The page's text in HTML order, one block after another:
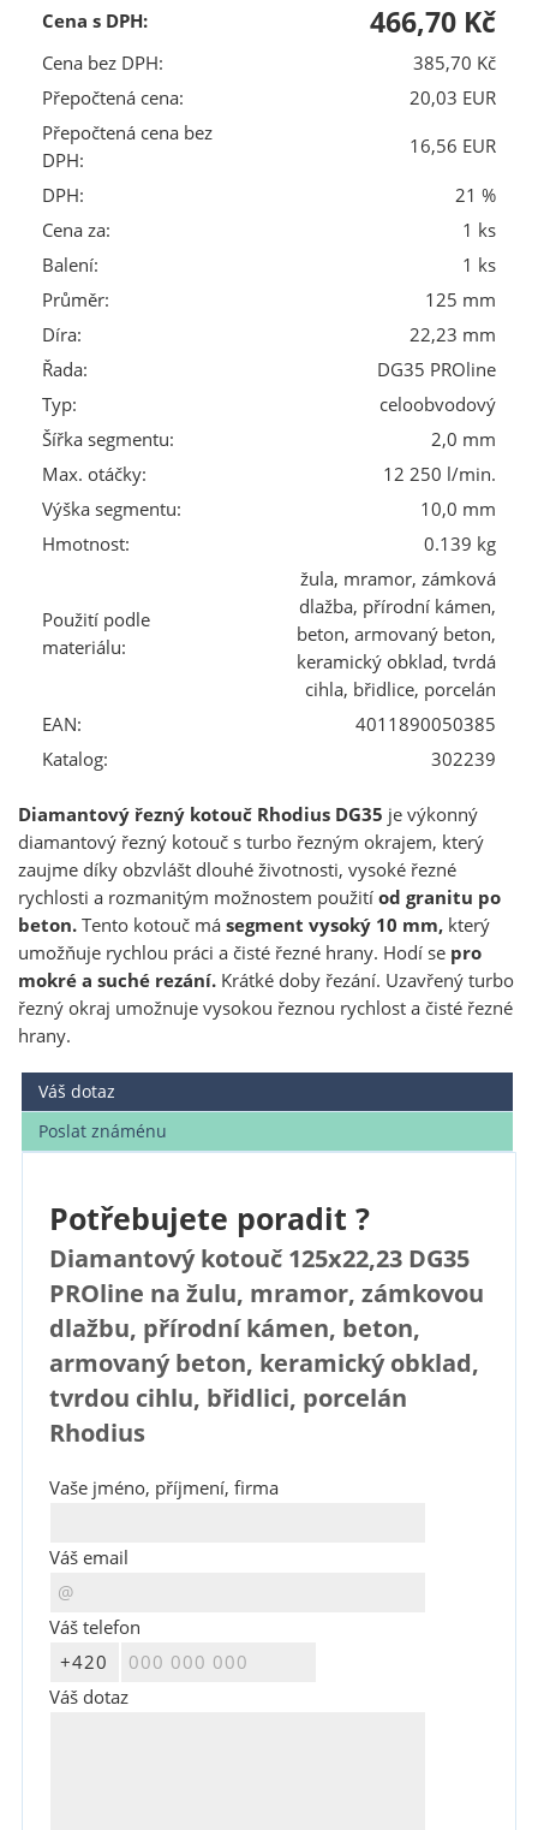
Cena s DPH:
466,70 Kč
Cena bez DPH:
385,70 Kč
Přepočtená cena:
20,03 EUR
Přepočtená cena bez
DPH:
16,56 EUR
DPH:
21 %
Cena za:
1 ks
Balení:
1 ks
Průměr:
125 mm
Díra:
22,23 mm
Řada:
DG35 PROline
Typ:
celoobvodový
Šířka segmentu:
2,0 mm
Max. otáčky:
12 250 l/min.
Výška segmentu:
10,0 mm
Hmotnost:
0.139 kg
Použití podle
materiálu:
žula, mramor, zámková
dlažba, přírodní kámen,
beton, armovaný beton,
keramický obklad, tvrdá
cihla, břidlice, porcelán
EAN:
4011890050385
Katalog:
302239
Diamantový řezný kotouč Rhodius DG35 je výkonný
diamantový řezný kotouč s turbo řezným okrajem, který
zaujme díky obzvlášt dlouhé životnosti, vysoké řezné
rychlosti a rozmanitým možnostem použitíod granitu po
beton.Tento kotouč másegment vysoký 10 mm, který
umožňuje rychlou práci a čisté řezné hrany. Hodí se pro
mokré a suché rezání. Krátké doby řezání. Uzavřený turbo
řezný okraj umožnuje vysokou řeznou rychlost a čisté řezné
hrany.
Váš dotaz
Poslat známénu
Potřebujete poradit ?
Diamantový kotouč 125x22,23 DG35
PROline na žulu, mramor, zámkovou
dlažbu, přírodní kámen, beton,
armovaný beton, keramický obklad,
tvrdou cihlu, břidlici, porcelán
Rhodius
Vaše jméno, příjmení, firma
Váš email
Váš telefon
Váš dotaz